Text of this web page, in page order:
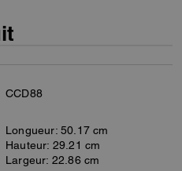
CCD88
Longueur: 50.17 cm
Hauteur: 29.21 cm
Largeur: 22.86 cm